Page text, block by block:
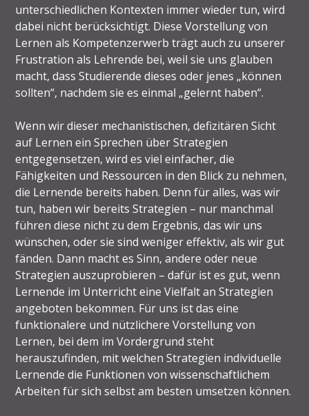
unterschiedlichen Kontexten immer wieder tun, wird
dabei nicht berücksichtigt. Diese Vorstellung von
Lernen als Kompetenzerwerb trägt auch zu unserer
Frustration als Lehrende bei, weil sie uns glauben
macht, dass Studierende dieses oder jenes „können
sollten“, nachdem sie es einmal „gelernt haben“.
Wenn wir dieser mechanistischen, defizitären Sicht
auf Lernen ein Sprechen über Strategien
entgegensetzen, wird es viel einfacher, die
Fähigkeiten und Ressourcen in den Blick zu nehmen,
die Lernende bereits haben. Denn für alles, was wir
tun, haben wir bereits Strategien – nur manchmal
führen diese nicht zu dem Ergebnis, das wir uns
wünschen, oder sie sind weniger effektiv, als wir gut
fänden. Dann macht es Sinn, andere oder neue
Strategien auszuprobieren – dafür ist es gut, wenn
Lernende im Unterricht eine Vielfalt an Strategien
angeboten bekommen. Für uns ist das eine
funktionalere und nützlichere Vorstellung von
Lernen, bei dem im Vordergrund steht
herauszufinden, mit welchen Strategien individuelle
Lernende die Funktionen von wissenschaftlichem
Arbeiten für sich selbst am besten umsetzen können.